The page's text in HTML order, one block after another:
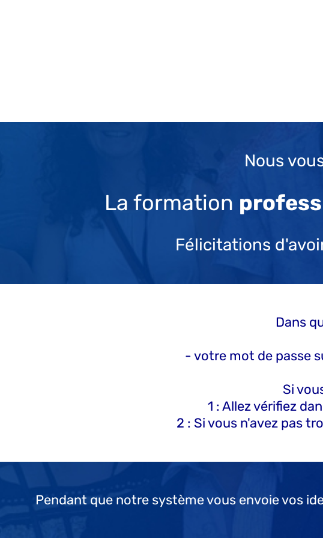
Nous
La formation
Félicitations
Dans
- votre mot de passe
Si
1 : Allez vérifiez
2 : Si vous n'avez pas
Pendant que notre système vous envoie vos